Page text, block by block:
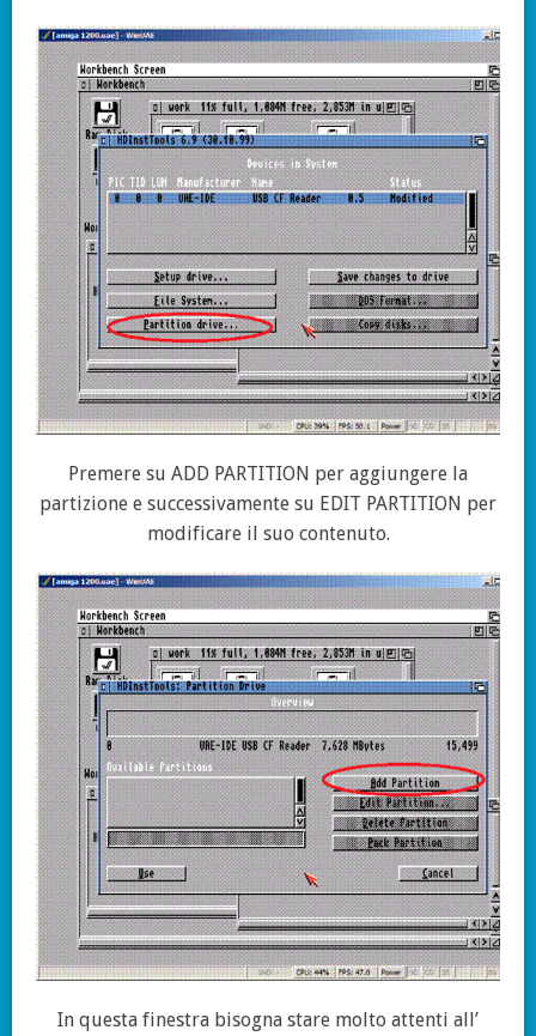
Premere su ADD PARTITION per aggiungere la
partizione e successivamente su EDIT PARTITION per
modificare il suo contenuto.
In questa finestra bisogna stare molto attenti all’